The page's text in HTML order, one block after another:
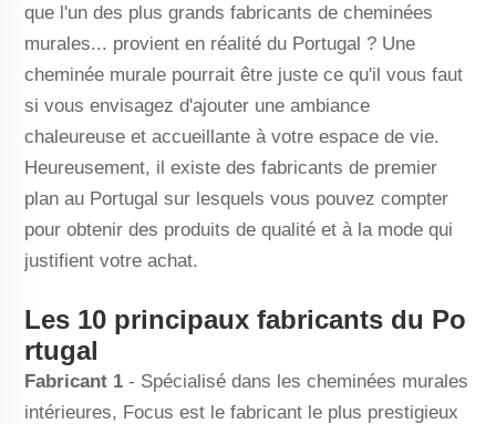
que l'un des plus grands fabricants de cheminées
murales... provient en réalité du Portugal ? Une
cheminée murale pourrait être juste ce qu'il vous faut
si vous envisagez d'ajouter une ambiance
chaleureuse et accueillante à votre espace de vie.
Heureusement, il existe des fabricants de premier
plan au Portugal sur lesquels vous pouvez compter
pour obtenir des produits de qualité et à la mode qui
justifient votre achat.
Les 10 principaux fabricants du Po
rtugal
Fabricant 1 - Spécialisé dans les cheminées murales
intérieures, Focus est le fabricant le plus prestigieux